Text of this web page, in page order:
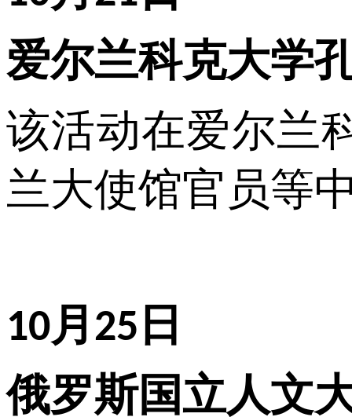
爱尔兰科克大学
该活动在爱尔兰
兰大使馆官员等
10月 25 日
俄罗斯国立人文